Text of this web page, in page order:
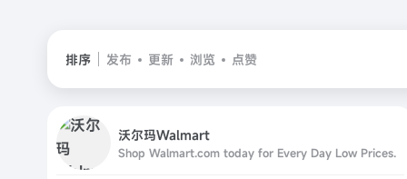
排序 发布 更新 浏览 点赞
沃尔玛Walmart
Shop Walmart.com today for Every Day Low Prices.